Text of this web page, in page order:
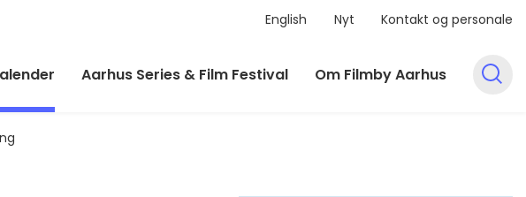
English Nyt Kontakt og personale
Aarhus Series & Film Festival Om Filmby Aarhus